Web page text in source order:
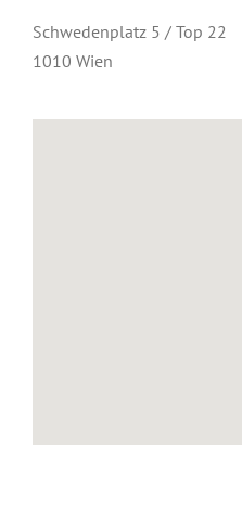
Schwedenplatz 5 / Top 22
1010 Wien